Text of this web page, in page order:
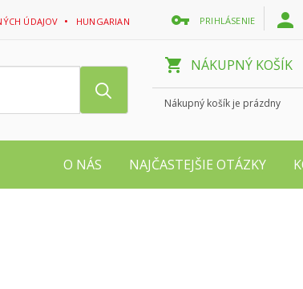
ÚDAJOV HUNGARIAN PRIHLÁSENIE
NÁKUPNÝ KOŠÍK
Nákupný košík je prázdny
O NÁS NAJČASTEJŠIE OTÁZKY